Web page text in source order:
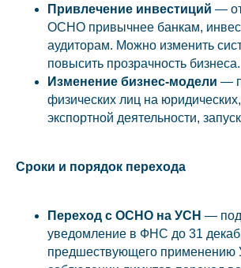
Привлечение инвестиций —
ОСНО привычнее банкам,
аудиторам. Можно изменить
повысить прозрачность бизнеса.
Изменение бизнес-модели —
физических лиц на
экспортной деятельности,
Сроки и порядок перехода
Переход с ОСНО на УСН —
уведомление в ФНС до 31
предшествующего